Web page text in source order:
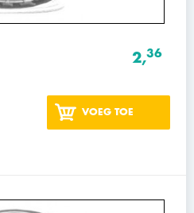
2,36
VOEG TOE